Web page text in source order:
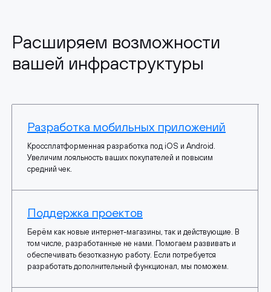
Расширяем возможности
вашей инфраструктуры
Разработка мобильных приложений
Кроссплатформенная разработка под iOS и Android.
Увеличим лояльность ваших покупателей и повысим
средний чек.
Поддержка проектов
Берём как новые интернет-магазины, так и действующие. В
том числе, разработанные не нами. Помогаем развивать и
обеспечивать безотказную работу. Если потребуется
разработать дополнительный функционал, мы поможем.